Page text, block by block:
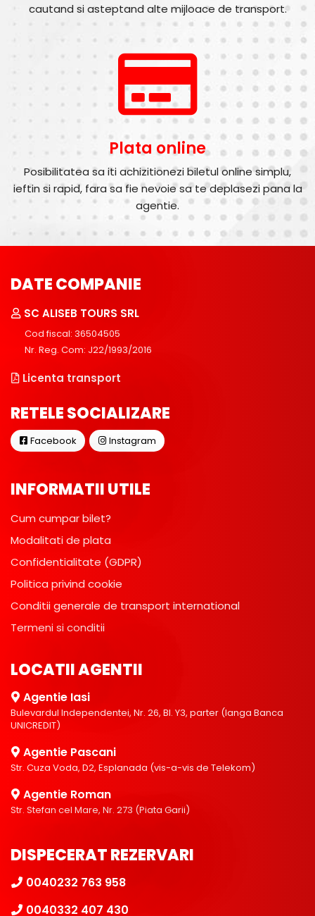
cautand si asteptand alte mijloace de transport.
Plata online
Posibilitatea sa iti achizitionezi biletul online simplu,
ieftin si rapid, fara sa fie nevoie sa te deplasezi pana la
agentie.
DATE COMPANIE
SC ALISEB TOURS SRL
Cod fiscal: 36504505
Nr. Reg. Com: J22/1993/2016
Licenta transport
RETELE SOCIALIZARE
Facebook Instagram
INFORMATII UTILE
Cum cumpar bilet?
Modalitati de plata
Confidentialitate (GDPR)
Politica privind cookie
Conditii generale de transport international
Termeni si conditii
LOCATII AGENTII
Agentie Iasi
Bulevardul Independentei, Nr. 26, Bl. Y3, parter (langa Banca
UNICREDIT)
Agentie Pascani
Str. Cuza Voda, D2, Esplanada (vis-a-vis de Telekom)
Agentie Roman
Str. Stefan cel Mare, Nr. 273 (Piata Garii)
DISPECERAT REZERVARI
0040232 763 958
0040332 407 430